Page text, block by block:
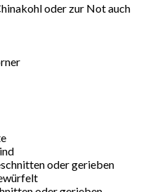
oder zur Not auch
oder gerieben